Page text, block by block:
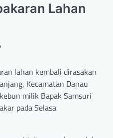
Lahan
lahan kembali dirasakan
Kecamatan Danau
milik Bapak Samsuri
pada Selasa